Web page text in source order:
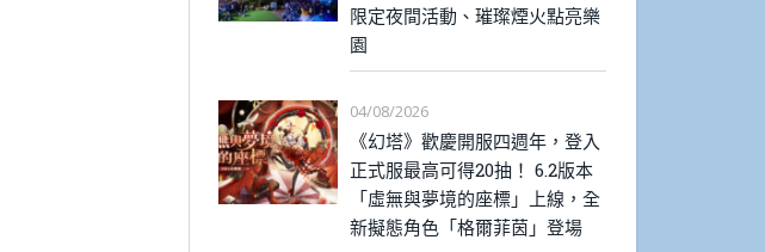
限定夜間活動、璀璨煙火點亮樂
園
04/08/2026
《幻塔》歡慶開服四週年，登入
正式服最高可得20抽！ 6.2版本
「虛無與夢境的座標」上線，全
新擬態角色「格爾菲茵」登場